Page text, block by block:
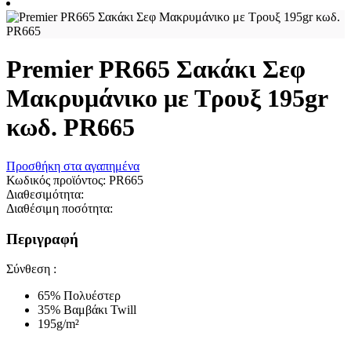
Premier PR665 Σακάκι Σεφ
Μακρυμάνικο με Τρουξ 195gr
κωδ. PR665
Προσθήκη στα αγαπημένα
Κωδικός προϊόντος: PR665
Διαθεσιμότητα:
Διαθέσιμη ποσότητα:
Περιγραφή
Σύνθεση :
65% Πολυέστερ
35% Βαμβάκι Twill
195g/m²